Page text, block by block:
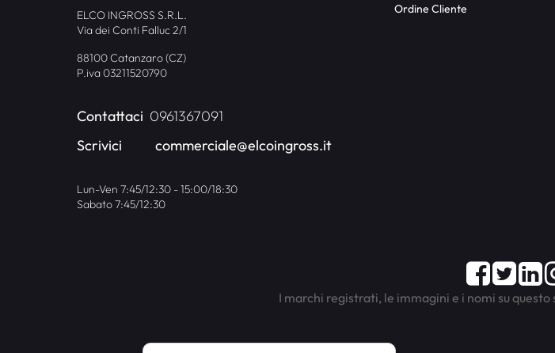
ELCO INGROSS S.R.L.
Via dei Conti Falluc 2/1
88100 Catanzaro (CZ)
P.iva 03211520790
Contattaci 0961367091
Scrivici
commerciale@elcoingross.it
Lun-Ven 7:45/12:30 - 15:00/18:30
Sabato 7:45/12:30
Ordine Cliente
Facebook
I marchi registrati, le immagini e i nomi su